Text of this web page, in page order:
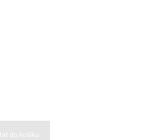
do košíku